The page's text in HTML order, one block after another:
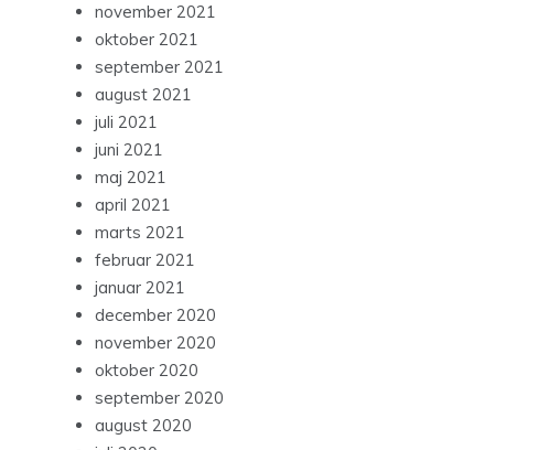
november 2021
oktober 2021
september 2021
august 2021
juli 2021
juni 2021
maj 2021
april 2021
marts 2021
februar 2021
januar 2021
december 2020
november 2020
oktober 2020
september 2020
august 2020